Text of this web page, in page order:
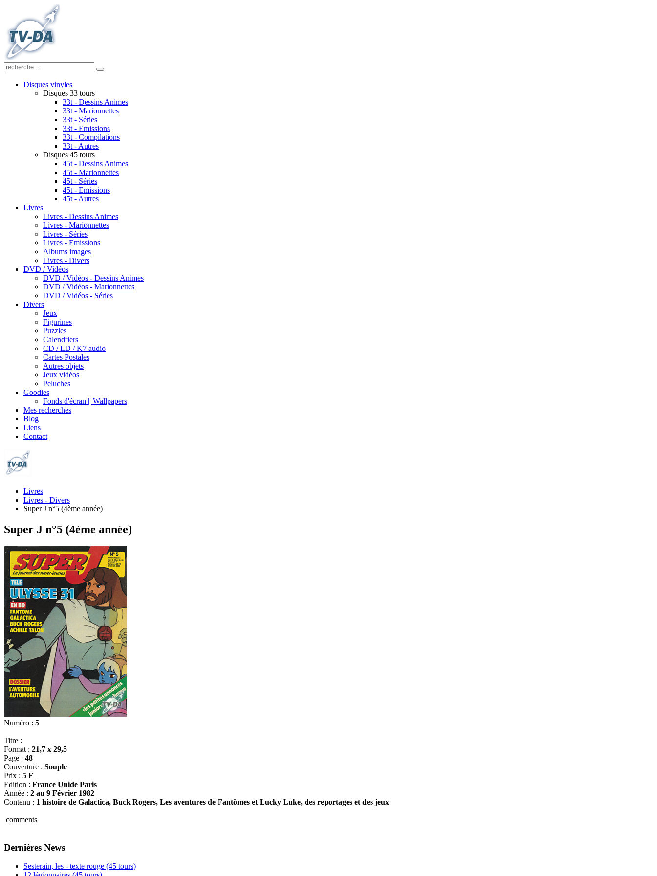
Disques vinyles
Disques 33 tours
33t - Dessins Animes
33t - Marionnettes
33t - Séries
33t - Emissions
33t - Compilations
33t - Autres
Disques 45 tours
45t - Dessins Animes
45t - Marionnettes
45t - Séries
45t - Emissions
45t - Autres
Livres
Livres - Dessins Animes
Livres - Marionnettes
Livres - Séries
Livres - Emissions
Albums images
Livres - Divers
DVD / Vidéos
DVD / Vidéos - Dessins Animes
DVD / Vidéos - Marionnettes
DVD / Vidéos - Séries
Divers
Jeux
Figurines
Puzzles
Calendriers
CD / LD / K7 audio
Cartes Postales
Autres objets
Jeux vidéos
Peluches
Goodies
Fonds d'écran || Wallpapers
Mes recherches
Blog
Liens
Contact
Livres
Livres - Divers
Super J n°5 (4ème année)
Super J n°5 (4ème année)
Numéro : 5
Titre :
Format : 21,7 x 29,5
Page : 48
Couverture : Souple
Prix : 5 F
Edition : France Unide Paris
Année : 2 au 9 Février 1982
Contenu : 1 histoire de Galactica, Buck Rogers, Les aventures de Fantômes et Lucky Luke, des reportages et des jeux
comments
Dernières News
Sesterain, les - texte rouge (45 tours)